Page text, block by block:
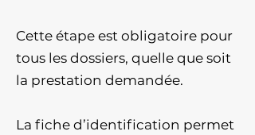
Cette étape est obligatoire pour
tous les dossiers, quelle que soit
la prestation demandée.
La fiche d’identification permet